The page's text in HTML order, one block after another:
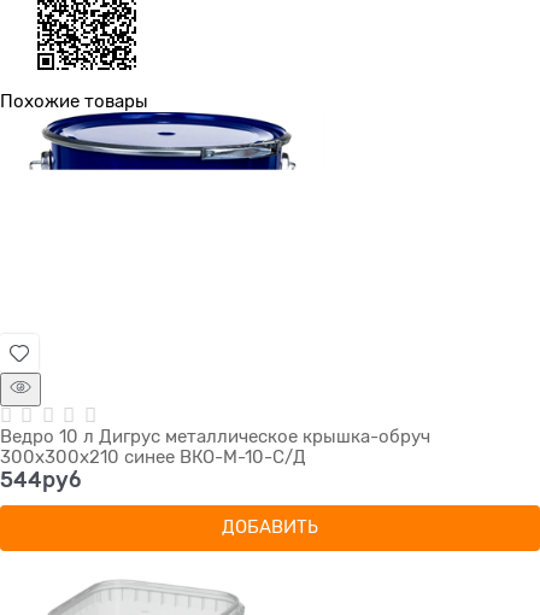
Похожие товары
Ведро 10 л Дигрус металлическое крышка-обруч
300х300х210 синее ВКО-М-10-С/Д
544руб
ДОБАВИТЬ